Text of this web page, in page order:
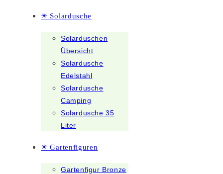
☀ Solardusche
Solarduschen
Übersicht
Solardusche
Edelstahl
Solardusche
Camping
Solardusche 35
Liter
☀ Gartenfiguren
Gartenfigur Bronze